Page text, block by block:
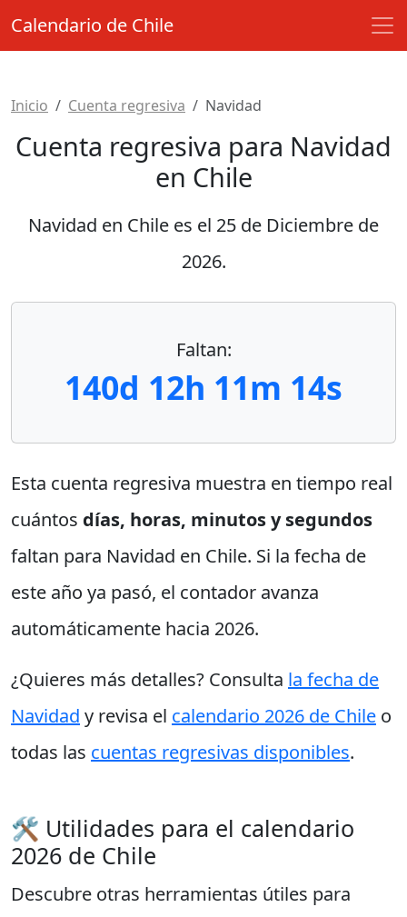
Calendario de Chile
Inicio Cuenta regresiva Navidad
Cuenta regresiva para Navidad
en Chile
Navidad en Chile es el 25 de Diciembre de
2026.
Faltan:
140d 12h 11m 13s
Esta cuenta regresiva muestra en tiempo real
cuántos días, horas, minutos y segundos
faltan para Navidad en Chile. Si la fecha de
este año ya pasó, el contador avanza
automáticamente hacia 2026.
¿Quieres más detalles? Consulta la fecha de
Navidad y revisa el calendario 2026 de Chile o
todas las cuentas regresivas disponibles.
🛠️ Utilidades para el calendario
2026 de Chile
Descubre otras herramientas útiles para